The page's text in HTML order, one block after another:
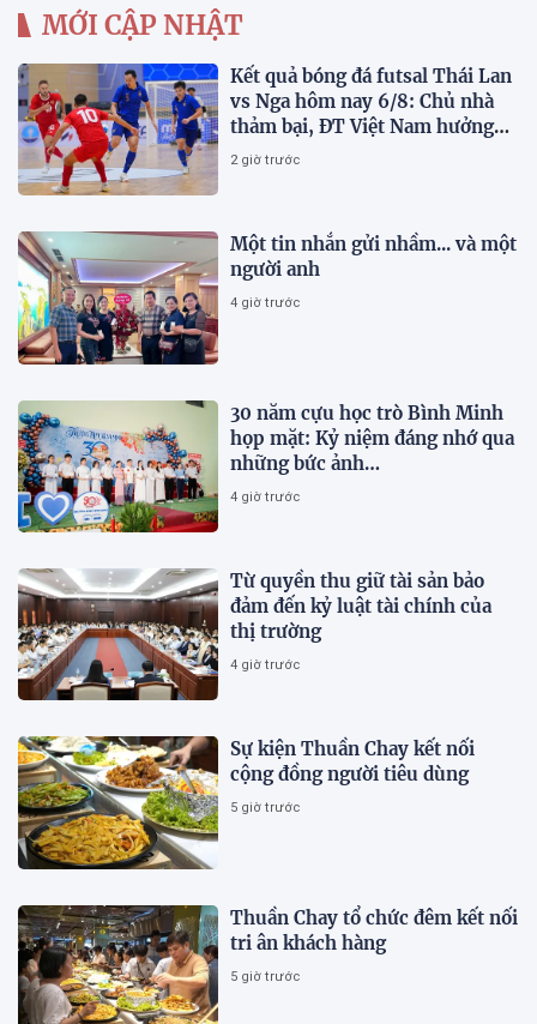
MỚI CẬP NHẬT
Kết quả bóng đá futsal Thái Lan
vs Nga hôm nay 6/8: Chủ nhà
thảm bại, ĐT Việt Nam hưởng
lợi lớn
2 giờ trước
Một tin nhắn gửi nhầm... và một
người anh
4 giờ trước
30 năm cựu học trò Bình Minh
họp mặt: Kỷ niệm đáng nhớ qua
những bức ảnh…
4 giờ trước
Từ quyền thu giữ tài sản bảo
đảm đến kỷ luật tài chính của
thị trường
4 giờ trước
Sự kiện Thuần Chay kết nối
cộng đồng người tiêu dùng
5 giờ trước
Thuần Chay tổ chức đêm kết nối
tri ân khách hàng
5 giờ trước